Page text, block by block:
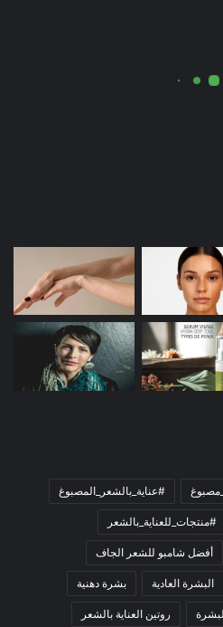
#عناية_بالشعر_المصبوغ
#منتجات_للعناية_بالشعر
أفضل شامبو للشعر الجاف
البشرة العادية بشرة دهنية
روتين العناية بالشعر